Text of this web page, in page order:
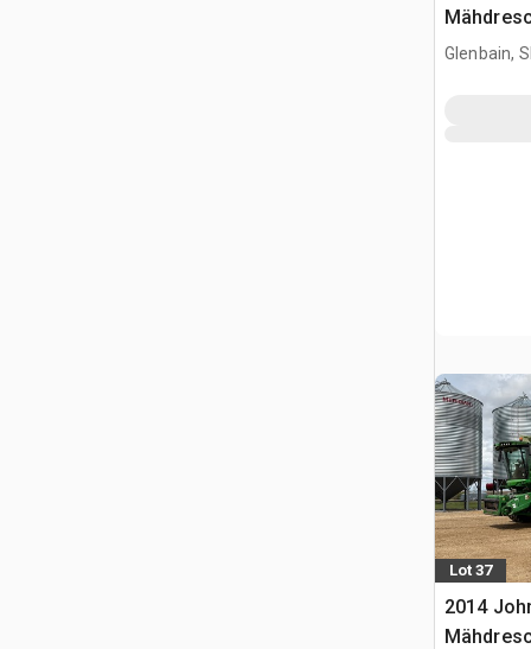
Glenbain,
Lot 37
2014